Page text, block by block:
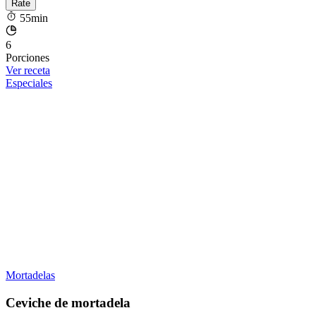
55min
6
Porciones
Ver receta
Especiales
Mortadelas
Ceviche de mortadela